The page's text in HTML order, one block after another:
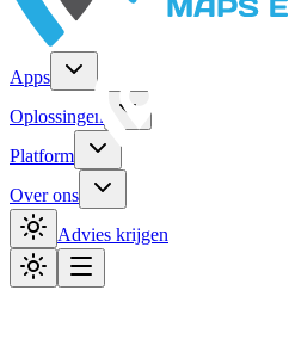
Apps
Oplossingen
Platform
Over ons
Advies krijgen